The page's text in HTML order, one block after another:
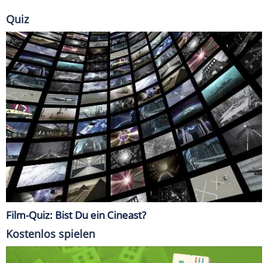
Quiz
Film-Quiz: Bist Du ein Cineast?
Kostenlos spielen